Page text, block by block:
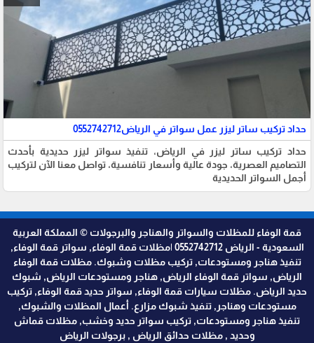
حداد تركيب ساتر ليزر عمل سواتر في الرياض0552742712
حداد تركيب ساتر ليزر في الرياض، تنفيذ سواتر ليزر حديدية بأحدث
التصاميم العصرية، جودة عالية وأسعار تنافسية، تواصل معنا الآن لتركيب
أجمل السواتر الحديدية
قمة الوفاء للمظلات والسواتر والهناجر والبرجولات © المملكة العربية
السعودية - الرياض 0552742712 |مظلات قمة الوفاء, سواتر قمة الوفاء,
تنفيذ هناجر ومستودعات, تركيب مظلات وشبوك. مظلات قمة الوفاء
الرياض, سواتر قمة الوفاء الرياض, هناجر ومستودعات الرياض, شبوك
حديد الرياض. مظلات سيارات قمة الوفاء, سواتر حديد قمة الوفاء, تركيب
مستودعات وهناجر, تنفيذ شبوك مزارع. أعمال المظلات والشبوك,
تنفيذ هناجر ومستودعات, تركيب سواتر حديد وخشب, مظلات قماش
وحديد , مظلات حدائق الرياض , برجولات الرياض